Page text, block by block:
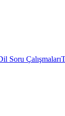
Soru Çalışmaları